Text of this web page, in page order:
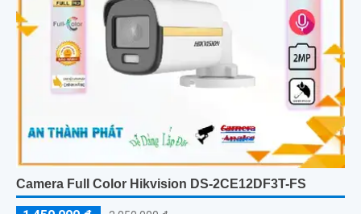
Camera Full Color Hikvision DS-2CE12DF3T-FS